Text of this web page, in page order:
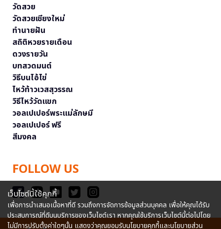
วัดสวย
วัดสวยเชียงใหม่
ทำนายฝัน
สถิติหวยรายเดือน
ดวงรายวัน
บทสวดมนต์
วิธีบนไอ้ไข่
ไหว้ท้าวเวสสุวรรณ
วิธีไหว้วัดแขก
วอลเปเปอร์พระแม่ลักษมี
วอลเปเปอร์ ฟรี
สีมงคล
FOLLOW US
เว็บไซต์นี้ใช้คุกกี้
เพื่อการนำเสนอเนื้อหาที่ดี รวมถึงการจัดการข้อมูลส่วนบุคคล เพื่อให้คุณได้รับ
ประสบการณ์ที่ดีบนบริการของเว็บไซต์เรา หากคุณใช้บริการเว็บไซต์นี้ต่อไปโดย
ไม่มีการปรับตั้งค่าใดๆนั้น แสดงว่าคุณยอมรับนโยบายคุกกี้และนโยบายส่วน